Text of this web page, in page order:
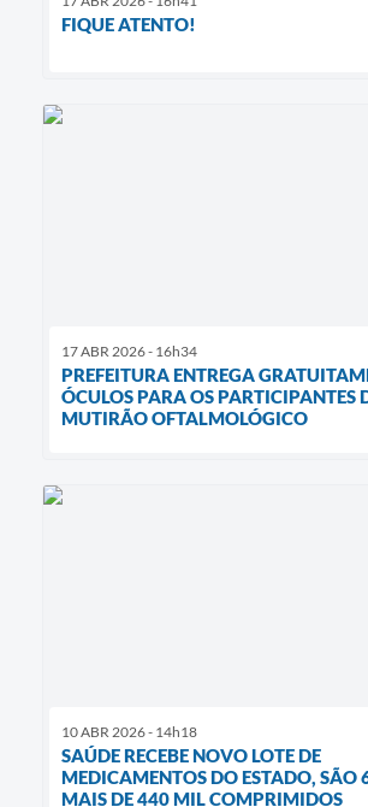
FIQUE ATENTO!
17 ABR 2026 - 16h34
PREFEITURA ENTREGA
ÓCULOS PARA OS PARTICIPANTES
MUTIRÃO OFTALMOLÓGICO
10 ABR 2026 - 14h18
SAÚDE RECEBE NOVO LOTE DE
MEDICAMENTOS DO ESTADO, SÃO
MAIS DE 440 MIL COMPRIMIDOS